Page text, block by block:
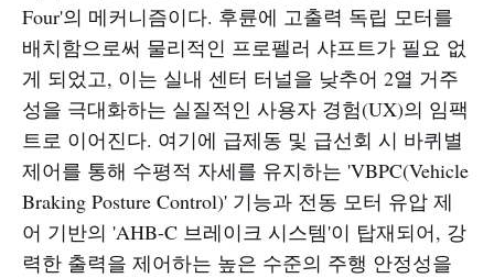
Four'의 메커니즘이다. 후륜에 고출력 독립 모터를
배치함으로써 물리적인 프로펠러 샤프트가 필요 없
게 되었고, 이는 실내 센터 터널을 낮추어 2열 거주
성을 극대화하는 실질적인 사용자 경험(UX)의 임팩
트로 이어진다. 여기에 급제동 및 급선회 시 바퀴별
제어를 통해 수평적 자세를 유지하는 'VBPC(Vehicle
Braking Posture Control)' 기능과 전동 모터 유압 제
어 기반의 'AHB-C 브레이크 시스템'이 탑재되어, 강
력한 출력을 제어하는 높은 수준의 주행 안정성을